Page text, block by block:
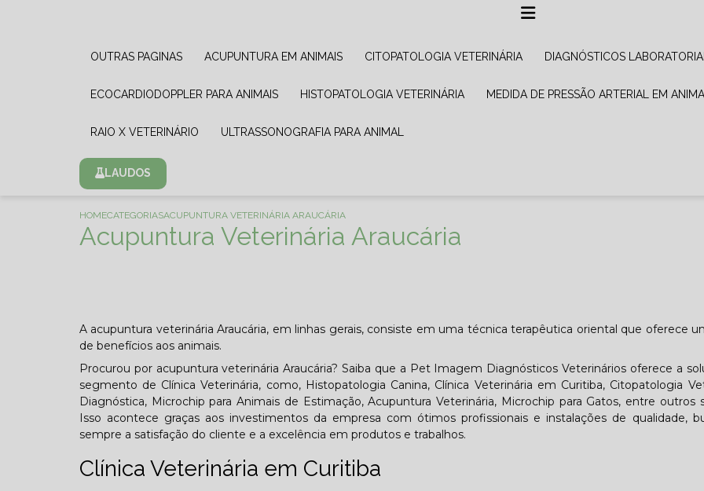
OUTRAS PAGINAS ACUPUNTURA EM ANIMAIS CITOPATOLOGIA VETERINÁRIA DIAGNÓSTICOS
ECOCARDIODOPPLER PARA ANIMAIS HISTOPATOLOGIA VETERINÁRIA MEDIDA DE PRESSÃO ARTERIAL EM
RAIO X VETERINÁRIO ULTRASSONOGRAFIA PARA ANIMAL
LAUDOS
HOMECATEGORIASACUPUNTURA VETERINÁRIA ARAUCÁRIA
Acupuntura Veterinária Araucária
A acupuntura veterinária Araucária, em linhas gerais, consiste em uma técnica terapêutica oriental que oferece
de benefícios aos animais.
Procurou por acupuntura veterinária Araucária? Saiba que a Pet Imagem Diagnósticos Veterinários oferece a
segmento de Clínica Veterinária, como, Histopatologia Canina, Clínica Veterinária em Curitiba, Citopatologia
Diagnóstica, Microchip para Animais de Estimação, Acupuntura Veterinária, Microchip para Gatos, entre outros
Isso acontece graças aos investimentos da empresa com ótimos profissionais e instalações de qualidade,
sempre a satisfação do cliente e a excelência em produtos e trabalhos.
Clínica Veterinária em Curitiba